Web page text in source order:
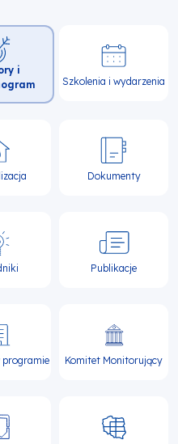
i
Szkolenia i wydarzenia
Dokumenty
Publikacje
Komitet Monitorujący